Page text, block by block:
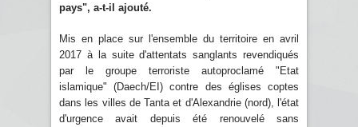
pays", a-t-il ajouté.
Mis en place sur l'ensemble du territoire en avril
2017 à la suite d'attentats sanglants revendiqués
par le groupe terroriste autoproclamé "Etat
islamique" (Daech/EI) contre des églises coptes
dans les villes de Tanta et d'Alexandrie (nord), l'état
d'urgence avait depuis été renouvelé sans